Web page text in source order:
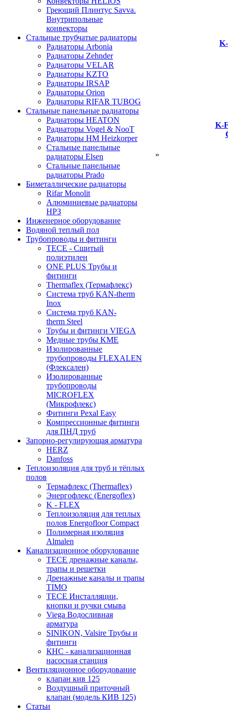
Греющий Плинтус Savva.
Внутрипольные
конвекторы
Стальные трубчатые радиаторы
Радиаторы Arbonia
Радиаторы Zehnder
Радиаторы VELAR
Радиаторы KZTO
Радиаторы IRSAP
Радиаторы Orion
Радиаторы RIFAR TUBOG
Стальные панельные радиаторы
Радиаторы HEATON
Радиаторы Vogel & NooT
Радиаторы HM Heizkorper
Стальные панельные
радиаторы Elsen
Стальные панельные
радиаторы Prado
Биметаллические радиаторы
Rifar Monolit
Алюминиевые радиаторы
НРЗ
Инженерное оборудование
Водяной теплый пол
Трубопроводы и фитинги
ТЕСЕ - Сшитый
полиэтилен
ONE PLUS Трубы и
фитинги
Thermaflex (Термафлекс)
Система труб KAN-therm
Inox
Система труб KAN-
therm Steel
Трубы и фитинги VIEGA
Медные трубы KME
Изолированные
трубопроводы FLEXALEN
(Флексален)
Изолированные
трубопроводы
MICROFLEX
(Микрофлекс)
Фитинги Pexal Easy
Компрессионные фитинги
для ПНД труб
Запорно-регулирующая арматура
HERZ
Danfoss
Теплоизоляция для труб и тёплых
полов
Термафлекс (Thermaflex)
Энергофлекс (Energoflex)
K - FLEX
Теплоизоляция для теплых
полов Energofloor Compact
Полимерная изоляция
Almalen
Канализационное оборудование
TECE дренажные каналы,
трапы и решетки
Дренажные каналы и трапы
TIMO
TECE Инсталляции,
кнопки и ручки смыва
Viega Водосливная
арматура
SINIKON, Valsire Трубы и
фитинги
КНС - канализационная
насосная станция
Вентиляционное оборудование
клапан кив 125
Воздушный приточный
клапан (модель КИВ 125)
Статьи
K-
»